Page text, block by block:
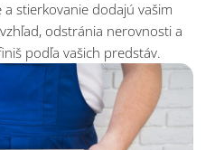
stierkovanie dodajú vašim
odstránia nerovnosti a
podľa vašich predstáv.